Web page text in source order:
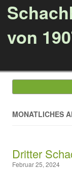
von
MONATLICHES
Dritter
Februar 25, 2024